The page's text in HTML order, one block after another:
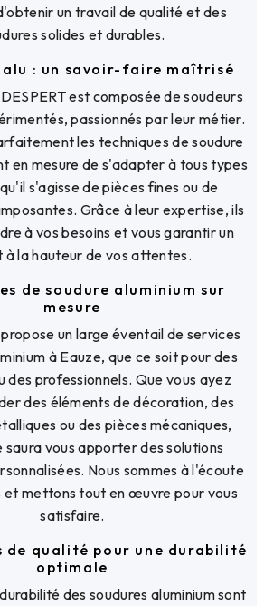
un travail de qualité et des
solides et durables.
alu : un savoir-faire maîtrisé
est composée de soudeurs
passionnés par leur métier.
les techniques de soudure
en mesure de s'adapter à tous types
s'agisse de pièces fines ou de
Grâce à leur expertise, ils
à vos besoins et vous garantir un
à la hauteur de vos attentes.
de soudure aluminium sur
mesure
propose un large éventail de services
à Eauze, que ce soit pour des
des professionnels. Que vous ayez
des éléments de décoration, des
ou des pièces mécaniques,
saura vous apporter des solutions
Nous sommes à l'écoute
et mettons tout en œuvre pour vous
satisfaire.
de qualité pour une durabilité
optimale
des soudures aluminium sont